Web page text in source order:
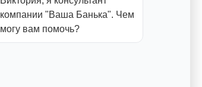
компании "Ваша Банька". Чем
могу вам помочь?